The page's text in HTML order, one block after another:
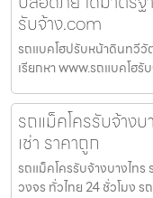
รับจ้าง.com
รถแบคโฮปรับหน้าดินทวีวั
เรียกหา www.รถแบคโฮ
รถแม็คโครรับจ้างบ
เช่า ราคาถูก
รถแม็คโครรับจ้างบางไทร
วงจร ทั่วไทย 24 ชั่วโมง ร